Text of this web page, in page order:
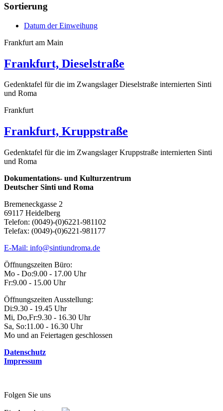
Sortierung
Datum der Einweihung
Frankfurt am Main
Frankfurt, Dieselstraße
Gedenktafel für die im Zwangslager Dieselstraße internierten Sinti
und Roma
Frankfurt
Frankfurt, Kruppstraße
Gedenktafel für die im Zwangslager Kruppstraße internierten Sinti
und Roma
Dokumentations- und Kulturzentrum
Deutscher Sinti und Roma
Bremeneckgasse 2
69117 Heidelberg
Telefon: (0049)-(0)6221-981102
Telefax: (0049)-(0)6221-981177
E-Mail: info@sintiundroma.de
Öffnungszeiten Büro:
Mo - Do:9.00 - 17.00 Uhr
Fr:9.00 - 15.00 Uhr
Öffnungszeiten Ausstellung:
Di:9.30 - 19.45 Uhr
Mi, Do,Fr:9.30 - 16.30 Uhr
Sa, So:11.00 - 16.30 Uhr
Mo und an Feiertagen geschlossen
Datenschutz
Impressum
Folgen Sie uns